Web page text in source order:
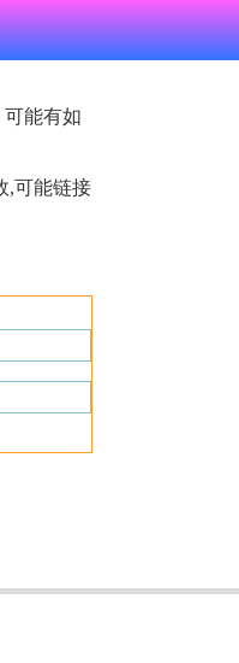
能有如
,可能链接